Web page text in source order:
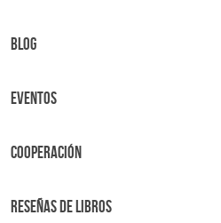
BLOG
Eventos
Cooperación
Reseñas de libros